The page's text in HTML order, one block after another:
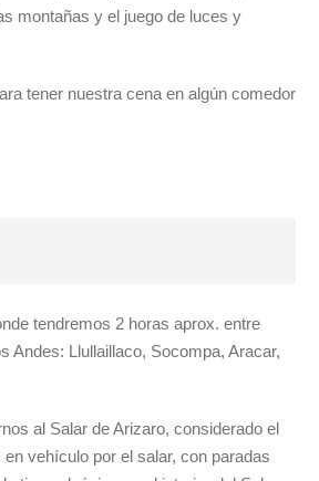
montañas y el juego de luces y
tener nuestra cena en algún comedor
tendremos 2 horas aprox. entre
Andes: Llullaillaco, Socompa, Aracar,
al Salar de Arizaro, considerado el
vehículo por el salar, con paradas